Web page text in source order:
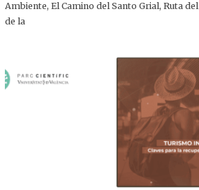
0
Ambiente, El Camino del Santo Grial, Ruta
de la